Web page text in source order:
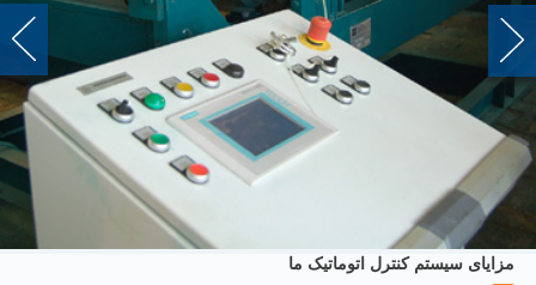
مزایای سیستم کنترل اتوماتیک ما